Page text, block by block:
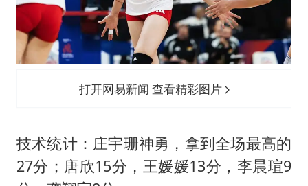
打开网易新闻 查看精彩图片
技术统计：庄宇珊神勇，拿到全场最高的
27分；唐欣15分，王媛媛13分，李晨瑄9